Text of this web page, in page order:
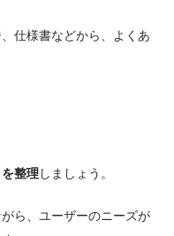
仕様書などから、よくあ
整理しましょう。
ら、ユーザーのニーズが